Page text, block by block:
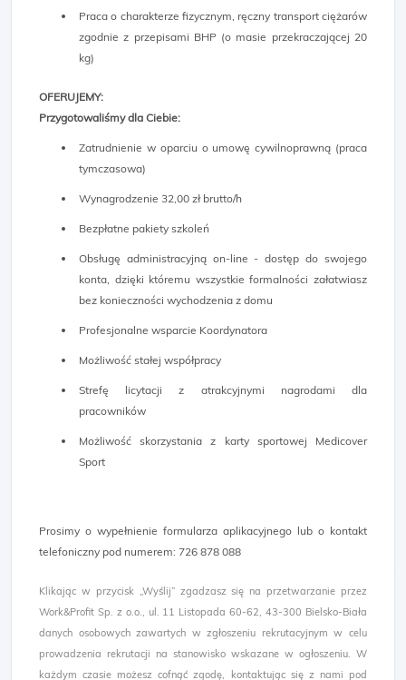
Praca o charakterze fizycznym, ręczny transport ciężarów
zgodnie z przepisami BHP (o masie przekraczającej 20
kg)
OFERUJEMY:
Przygotowaliśmy dla Ciebie:
Zatrudnienie w oparciu o umowę cywilnoprawną (praca
tymczasowa)
Wynagrodzenie 32,00 zł brutto/h
Bezpłatne pakiety szkoleń
Obsługę administracyjną on-line - dostęp do swojego
konta, dzięki któremu wszystkie formalności załatwiasz
bez konieczności wychodzenia z domu
Profesjonalne wsparcie Koordynatora
Możliwość stałej współpracy
Strefę licytacji z atrakcyjnymi nagrodami dla
pracowników
Możliwość skorzystania z karty sportowej Medicover
Sport
Prosimy o wypełnienie formularza aplikacyjnego lub o kontakt
telefoniczny pod numerem: 726 878 088 ​
Klikając w przycisk „Wyślij” zgadzasz się na przetwarzanie przez
Work&Profit Sp. z o.o., ul. 11 Listopada 60-62, 43-300 Bielsko-Biała
danych osobowych zawartych w zgłoszeniu rekrutacyjnym w celu
prowadzenia rekrutacji na stanowisko wskazane w ogłoszeniu. W
każdym czasie możesz cofnąć zgodę, kontaktując się z nami pod